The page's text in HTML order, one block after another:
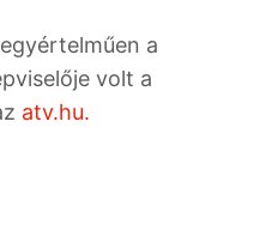
a
volt a
atv.hu.